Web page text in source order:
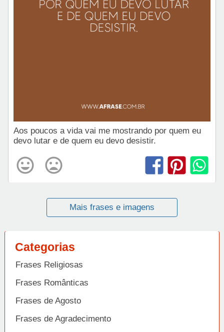
Aos poucos a vida vai me mostrando por quem eu
devo lutar e de quem eu devo desistir.
Mais frases e imagens
Categorias
Frases Religiosas
Frases Românticas
Frases de Agosto
Frases de Agradecimento